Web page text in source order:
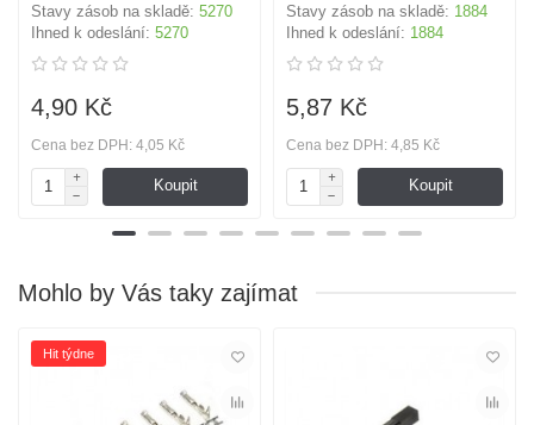
Stavy zásob na skladě: 5270
Ihned k odeslání: 5270
4,90 Kč
Cena bez DPH: 4,05 Kč
Koupit
Stavy zásob na skladě: 1884
Ihned k odeslání: 1884
5,87 Kč
Cena bez DPH: 4,85 Kč
Koupit
Mohlo by Vás taky zajímat
Hit týdne